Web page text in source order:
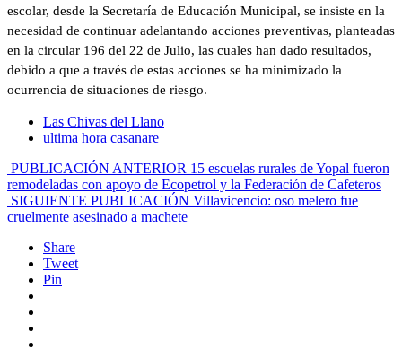
escolar, desde la Secretaría de Educación Municipal, se insiste en la
necesidad de continuar adelantando acciones preventivas, planteadas
en la circular 196 del 22 de Julio, las cuales han dado resultados,
debido a que a través de estas acciones se ha minimizado la
ocurrencia de situaciones de riesgo.
Las Chivas del Llano
ultima hora casanare
PUBLICACIÓN ANTERIOR 15 escuelas rurales de Yopal fueron
remodeladas con apoyo de Ecopetrol y la Federación de Cafeteros
SIGUIENTE PUBLICACIÓN Villavicencio: oso melero fue
cruelmente asesinado a machete
Share
Tweet
Pin